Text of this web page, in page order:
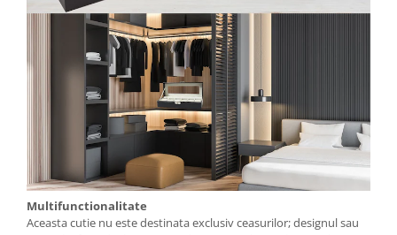
Multifunctionalitate
Aceasta cutie nu este destinata exclusiv ceasurilor; designul sau